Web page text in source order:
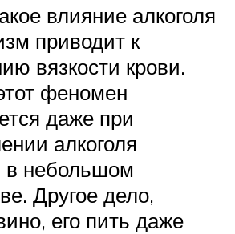
влияние алкоголя
приводит к
вязкости крови.
феномен
даже при
алкоголя
в небольшом
Другое дело,
его пить даже